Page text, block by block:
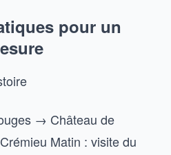
pour un
→ Château de
Matin : visite du